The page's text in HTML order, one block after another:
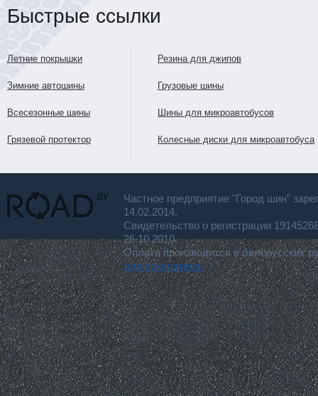
Быстрые ссылки
Летние покрышки
Зимние автошины
Всесезонные шины
Грязевой протектор
Резина для джипов
Грузовые шины
Шины для микроавтобусов
Колесные диски для микроавтобуса
Частное предприятие "Город шин"
14.02.2014.
Свидетельство о регистрации
26.10.2010.
Оплата производится в белорусских
для покупателя.